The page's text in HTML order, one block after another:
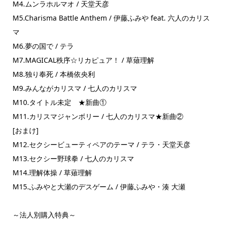
M4.ムンラホルマオ / 天堂天彦
M5.Charisma Battle Anthem / 伊藤ふみや feat. 六人のカリス
マ
M6.夢の国で / テラ
M7.MAGICAL秩序☆リカピュア！ / 草薙理解
M8.独り奉死 / 本橋依央利
M9.みんながカリスマ / 七人のカリスマ
M10.タイトル未定 ★新曲①
M11.カリスマジャンボリー / 七人のカリスマ★新曲②
[おまけ]
M12.セクシービューティペアのテーマ / テラ・天堂天彦
M13.セクシー野球拳 / 七人のカリスマ
M14.理解体操 / 草薙理解
M15.ふみやと大瀬のデスゲーム / 伊藤ふみや・湊 大瀬
～法人別購入特典～